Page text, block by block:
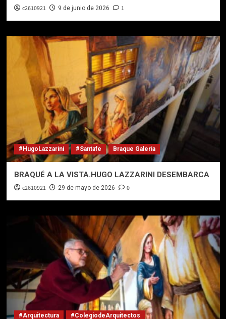
c2610921 9 de junio de 2026 1
#HugoLazzarini #Santafe Braque Galeria
BRAQUÉ A LA VISTA.HUGO LAZZARINI DESEMBARCA
c2610921 29 de mayo de 2026 0
#Arquitectura #ColegiodeArquitectos